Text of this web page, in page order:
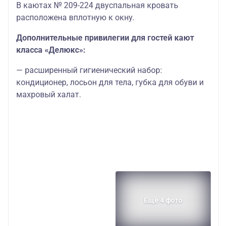
В каютах № 209-224 двуспальная кровать
расположена вплотную к окну.
Дополнительные привилегии для гостей кают
класса «Делюкс»:
— расширенный гигиенический набор:
кондиционер, лосьон для тела, губка для обуви и
махровый халат.
Еще 4 фото